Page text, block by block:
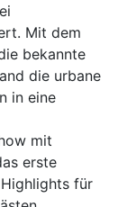
Mit dem
bekannte
die urbane
in eine
mit
erste
für